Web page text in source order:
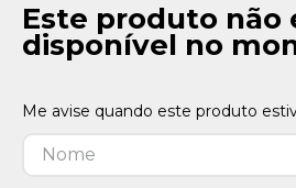
Este produto não
disponível no